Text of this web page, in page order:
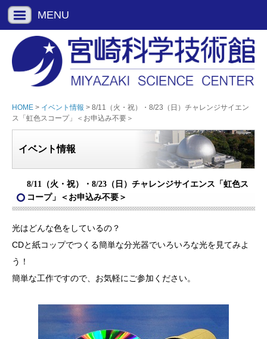
MENU
HOME > イベント情報 > 8/11（火・祝）・8/23（日）チャレンジサイエン
ス「虹色スコープ」＜お申込み不要＞
イベント情報
8/11（火・祝）・8/23（日）チャレンジサイエンス「虹色ス
コープ」＜お申込み不要＞
光はどんな色をしているの？
CDと紙コップでつくる簡単な分光器でいろいろな光を見てみよ
う！
簡単な工作ですので、お気軽にご参加ください。